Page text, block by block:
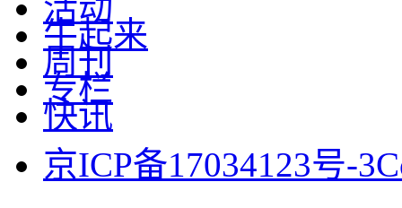
牛起来
周刊
专栏
快讯
京ICP备17034123号-3